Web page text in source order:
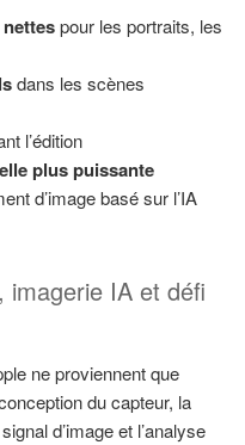
pour les portraits, les
dans les scènes
l’édition
plus puissante
d’image basé sur l’IA
imagerie IA et défi
ne proviennent que
du capteur, la
d’image et l’analyse